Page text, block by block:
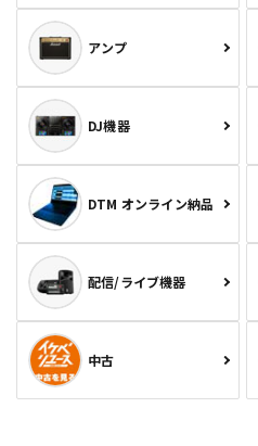
アンプ
DJ機器
DTM オンライン納品
配信/ライブ機器
中古